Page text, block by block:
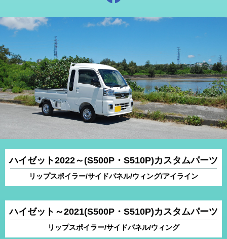
ハイゼット2022～(S500P・S510P)カスタムパーツ
リップスポイラー/サイドパネル/ウィング/アイライン
ハイゼット～2021(S500P・S510P)カスタムパーツ
リップスポイラー/サイドパネル/ウィング